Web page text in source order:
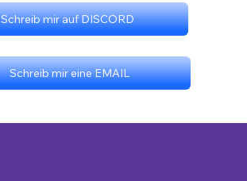
Schreib mir auf DISCORD
Schreib mir eine EMAIL